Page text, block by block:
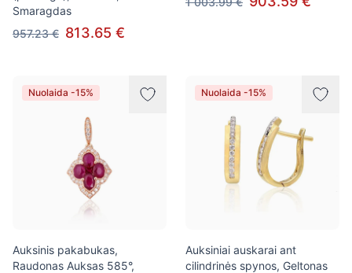
Smaragdas
957.23 € 813.65 €
Nuolaida -15%
Auksinis pakabukas,
Raudonas Auksas 585°,
Nuolaida -15%
Auksiniai auskarai ant
cilindrinės spynos, Geltonas